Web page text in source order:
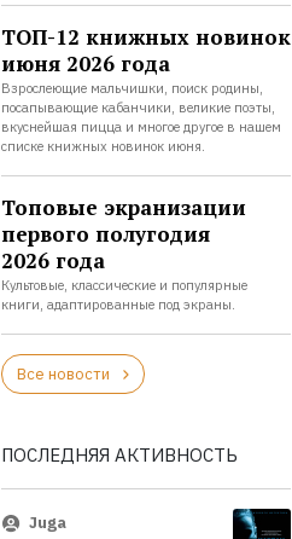
ТОП-12 книжных новинок
июня 2026 года
Взрослеющие мальчишки, поиск родины,
посапывающие кабанчики, великие поэты,
вкуснейшая пицца и многое другое в нашем
списке книжных новинок июня.
Топовые экранизации
первого полугодия
2026 года
Культовые, классические и популярные
книги, адаптированные под экраны.
Все новости
ПОСЛЕДНЯЯ АКТИВНОСТЬ
Juga